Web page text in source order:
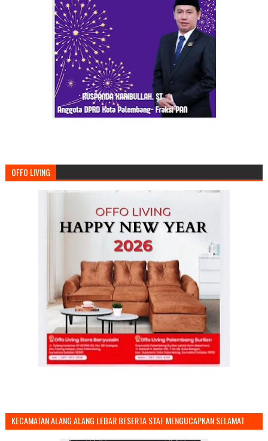
OFFO LIVING
KECAMATAN ALANG ALANG LEBAR BESERTA STAF MENGUCAPKAN SELAMAT